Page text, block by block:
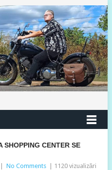
SHOPPING CENTER SE
No Comments | 1120 vizualizări